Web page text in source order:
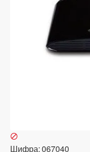
Шифра:067040